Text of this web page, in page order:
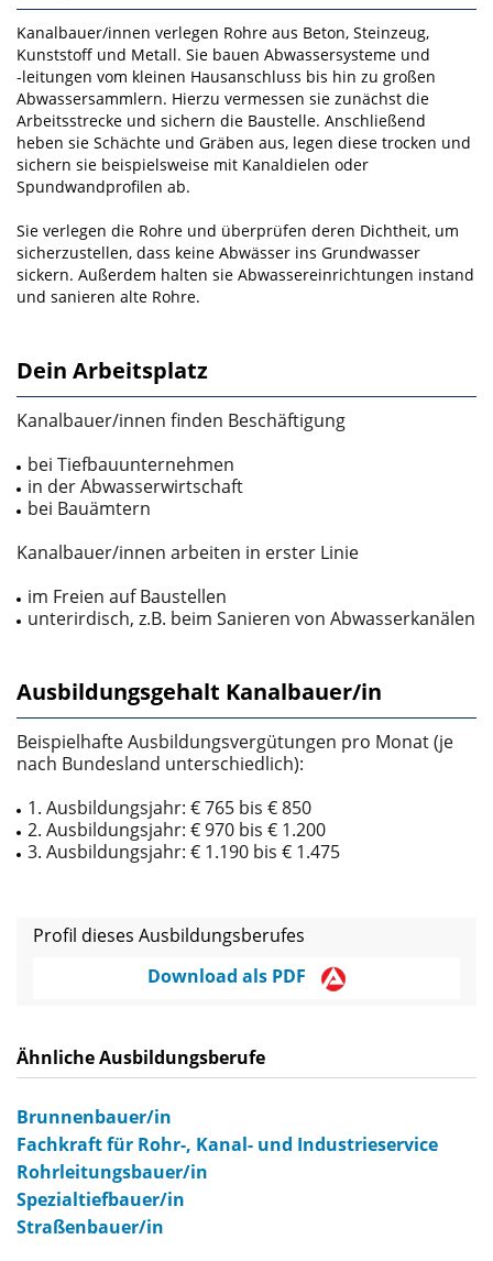
Kanalbauer/innen verlegen Rohre aus Beton, Steinzeug,
Kunststoff und Metall. Sie bauen Abwasser­systeme und
‑leitungen vom kleinen Hausanschluss bis hin zu großen
Abwassersammlern. Hierzu vermessen sie zunächst die
Arbeitsstrecke und sichern die Baustelle. Anschließend
heben sie Schächte und Gräben aus, legen diese trocken und
sichern sie beispielswei­se mit Kanaldielen oder
Spundwandprofilen ab.
Sie verlegen die Rohre und überprüfen deren Dicht­heit, um
sicherzustellen, dass keine Abwässer ins Grundwasser
sickern. Außerdem halten sie Abwas­sereinrichtungen instand
und sanieren alte Rohre.
Dein Arbeitsplatz
Kanalbauer/innen finden Beschäftigung
bei Tiefbauunternehmen
in der Abwasserwirtschaft
bei Bauämtern
Kanalbauer/innen arbeiten in erster Linie
im Freien auf Baustellen
unterirdisch, z.B. beim Sanieren von Abwasserkanälen
Ausbildungsgehalt Kanalbauer/in
Beispielhafte Ausbildungsvergütungen pro Monat (je
nach Bundesland unterschiedlich):
1. Ausbildungsjahr: € 765 bis € 850
2. Ausbildungsjahr: € 970 bis € 1.200
3. Ausbildungsjahr: € 1.190 bis € 1.475
Profil dieses Ausbildungsberufes
Download als PDF
Ähnliche Ausbildungsberufe
Brunnenbauer/in
Fachkraft für Rohr-, Kanal- und Industrieservice
Rohrleitungsbauer/in
Spezialtiefbauer/in
Straßenbauer/in